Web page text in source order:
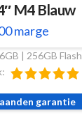
M4 Blauw
marge
| 256GB Flash
garantie